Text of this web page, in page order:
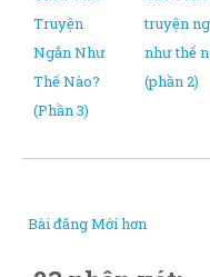
Truyện
Ngắn Như
Thế Nào?
(Phần 3)
truyện
như thế
(phần 2)
Bài đăng Mới hơn